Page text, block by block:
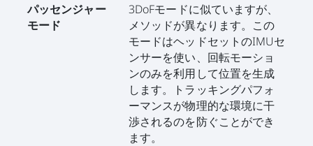
パッセンジャー
モード
3DoFモードに似ていますが、
メソッドが異なります。この
モードはヘッドセットのIMUセ
ンサーを使い、回転モーショ
ンのみを利用して位置を生成
します。トラッキングパフォ
ーマンスが物理的な環境に干
渉されるのを防ぐことができ
ます。